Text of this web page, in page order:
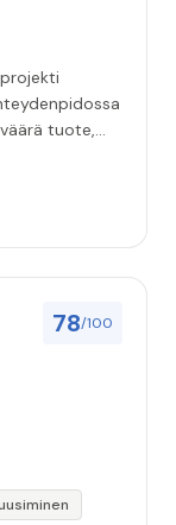
tuote,
tilanne
että yritys
78/100